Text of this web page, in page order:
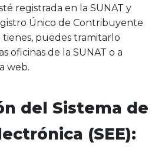
registrada en la SUNAT y
Único de Contribuyente
tienes, puedes tramitarlo
oficinas de la SUNAT o a
web.
del Sistema de
(SEE):